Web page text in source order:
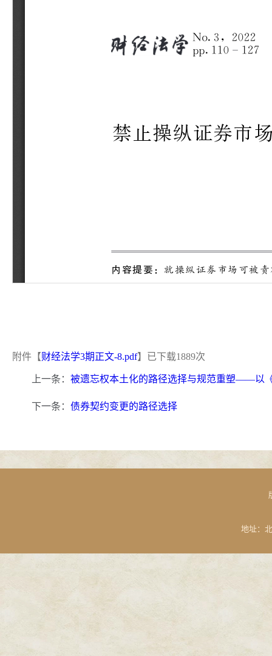
附件【财经法学3期正文-8.pdf】已下载1889次
上一条： 被遗忘权本土化的路径选择与规范重塑——以
下一条： 债券契约变更的路径选择
地址：